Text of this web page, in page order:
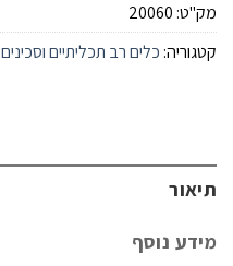
מק"ט: 20060
קטגוריה: כלים רב תכליתיים וסכינים
תיאור
מידע נוסף